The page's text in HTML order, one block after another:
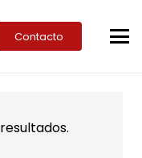
Contacto